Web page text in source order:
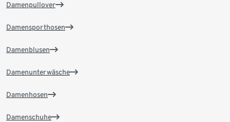
Damenpullover
Damensporthosen
Damenblusen
Damenunterwäsche
Damenhosen
Damenschuhe